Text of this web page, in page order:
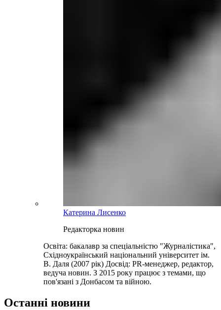
Катерина Лисенко
Редакторка новин
Освіта: бакалавр за спеціальністю "Журналістика",
Східноукраїнський національний університет ім.
В. Даля (2007 рік) Досвід: PR-менеджер, редактор,
ведуча новин. З 2015 року працює з темами, що
пов'язані з Донбасом та війною.
Останні новини